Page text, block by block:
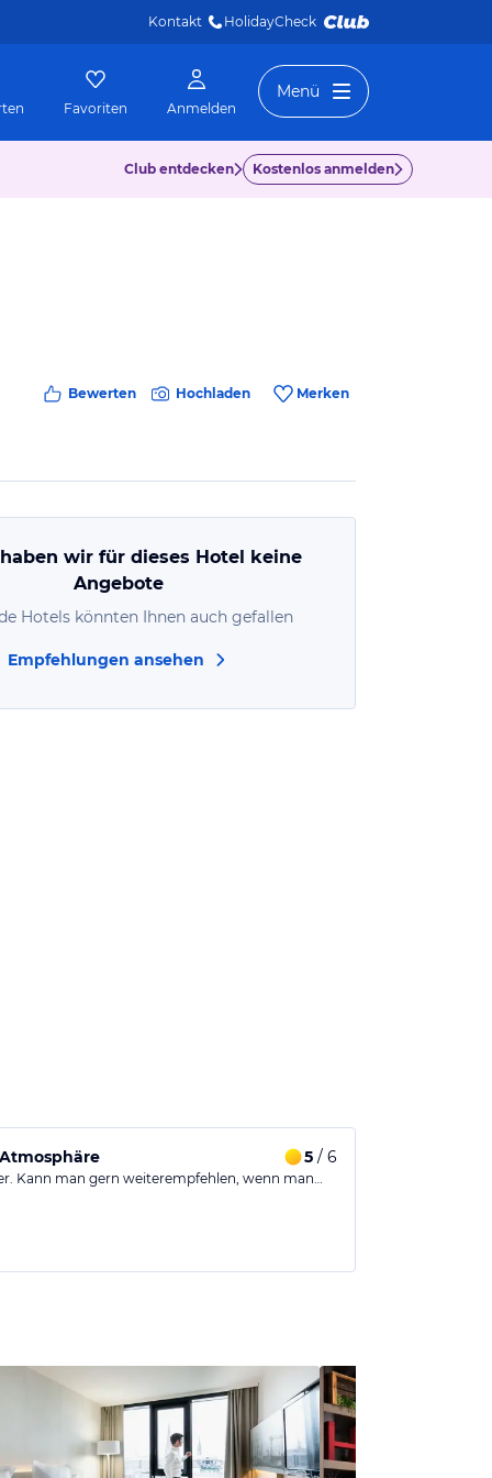
Kontakt HolidayCheck
Favoriten Anmelden
Menü
Club entdecken Kostenlos anmelden
Bewerten Hochladen Merken
wir für dieses Hotel keine
Angebote
Hotels könnten Ihnen auch gefallen
Empfehlungen ansehen
5 / 6
Kann man gern weiterempfehlen, wenn man…